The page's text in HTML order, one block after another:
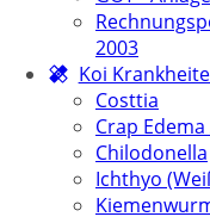
2003
Koi
Costtia
Crap Edema
Chilodonella
Ichthyo